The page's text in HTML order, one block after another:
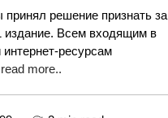
решение признать за
издание. Всем входящим в
ресурсам
read more..